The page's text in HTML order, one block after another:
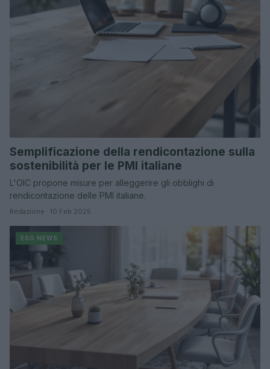
Semplificazione della rendicontazione sulla
sostenibilità per le PMI italiane
L'OIC propone misure per alleggerire gli obblighi di
rendicontazione delle PMI italiane.
Redazione · 10 Feb 2025
ESG NEWS